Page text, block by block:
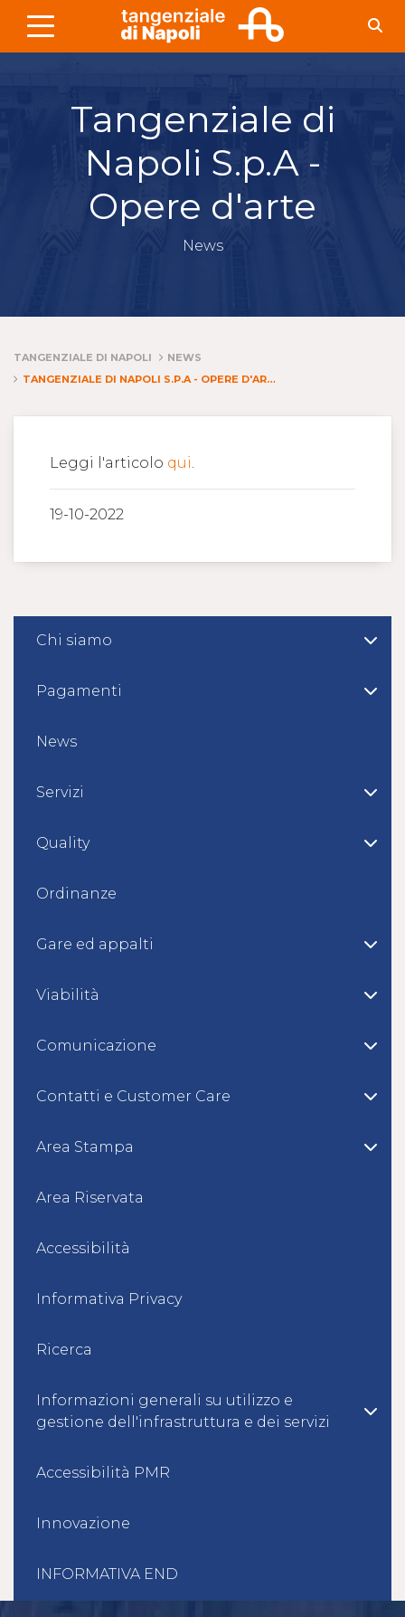
Skip to Main Content
Tangenziale di
Napoli S.p.A -
Opere d'arte
News
Chi siamo
Pagamenti
News
Servizi
Quality
Ordinanze
Gare ed appalti
Viabilità
Comunicazione
Contatti e Customer Care
Area Stampa
Area Riservata
Accessibilità
Informativa Privacy
Ricerca
Informazioni generali su utilizzo e
gestione dell'infrastruttura e dei servizi
Accessibilità PMR
Innovazione
INFORMATIVA END
TANGENZIALE DI NAPOLI
NEWS
TANGENZIALE DI NAPOLI S.P.A - OPERE D'ARTE
Leggi l'articolo qui.
19-10-2022